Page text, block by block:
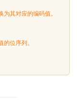
其对应的编码值。
位序列。